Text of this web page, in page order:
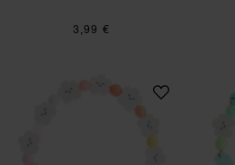
3,99 €
Armband Cloud Sunset